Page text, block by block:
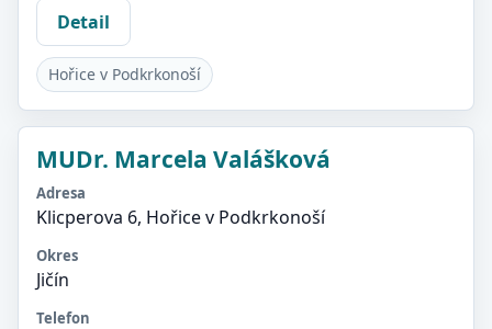
Detail
Hořice v Podkrkonoší
MUDr. Marcela Valášková
Adresa
Klicperova 6, Hořice v Podkrkonoší
Okres
Jičín
Telefon